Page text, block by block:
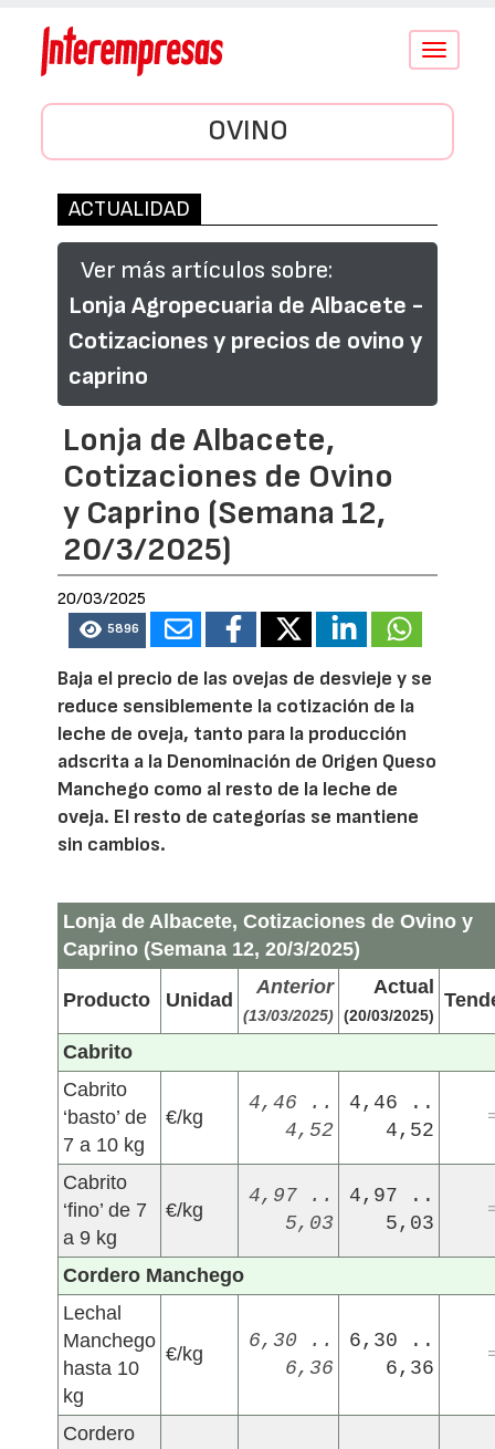
Conmutar
OVINO
ACTUALIDAD
Ver más artículos sobre:
Lonja Agropecuaria de Albacete -
Cotizaciones y precios de ovino y
caprino
Lonja de Albacete,
Cotizaciones de Ovino
y Caprino (Semana 12,
20/3/2025)
20/03/2025
5896
Baja el precio de las ovejas de desvieje y se
reduce sensiblemente la cotización de la
leche de oveja, tanto para la producción
adscrita a la Denominación de Origen Queso
Manchego como al resto de la leche de
oveja. El resto de categorías se mantiene
sin cambios.
Lonja de Albacete, Cotizaciones de Ovino y
Caprino (Semana 12, 20/3/2025)
Producto Unidad
Anterior
(13/03/2025)
Actual
(20/03/2025)
Cabrito
Cabrito
‘basto’ de
7 a 10 kg
€/kg
4,46 ..
4,52
4,46 ..
4,52
Cabrito
‘fino’ de 7
a 9 kg
€/kg
4,97 ..
5,03
4,97 ..
5,03
Cordero Manchego
Lechal
Manchego
hasta 10
kg
€/kg
6,30 ..
6,36
6,30 ..
6,36
Cordero